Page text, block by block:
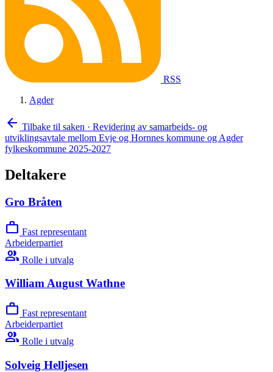
RSS
Agder
arrow_back Tilbake til saken · Revidering av samarbeids- og
utviklingsavtale mellom Evje og Hornnes kommune og Agder
fylkeskommune 2025-2027
Deltakere
Gro Bråten
work Fast representant
Arbeiderpartiet
group Rolle i utvalg
William August Wathne
work Fast representant
Arbeiderpartiet
group Rolle i utvalg
Solveig Helljesen